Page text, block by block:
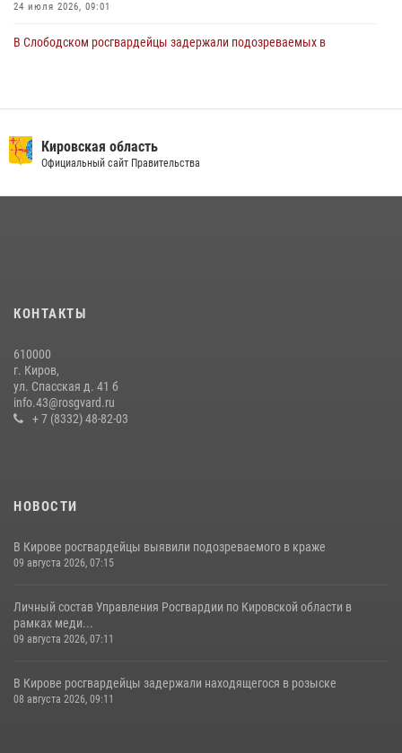
24 июля 2026, 09:01
В Слободском росгвардейцы задержали подозреваемых в
вневедомственную охрану и поступления в ведомственные вузы
22 июля 2026, 14:51 1 2
В Кирове и Кирово-Чепецке росгвардейцы задержали
подозреваемых в хулиганстве
19 июля 2026, 07:00
Кировская область
Официальный сайт Правительства
КОНТАКТЫ
610000
г. Киров,
ул. Спасская д. 41 б
info.43@rosgvard.ru
+ 7 (8332) 48-82-03
НОВОСТИ
В Кирове росгвардейцы выявили подозреваемого в краже
09 августа 2026, 07:15
Личный состав Управления Росгвардии по Кировской области в
рамках меди...
09 августа 2026, 07:11
В Кирове росгвардейцы задержали находящегося в розыске
08 августа 2026, 09:11